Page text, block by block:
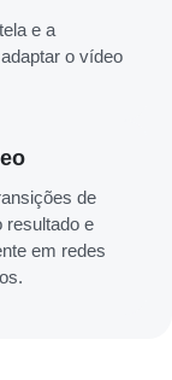
e a
o vídeo
de
resultado e
em redes